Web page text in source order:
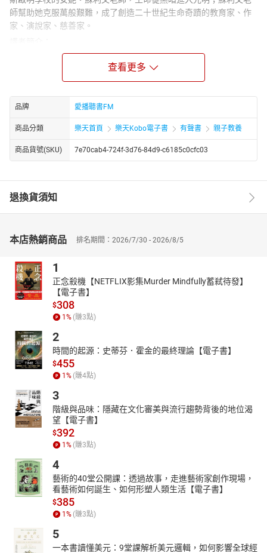
師幫助她克服萬般艱難，成了創造二十世紀生命奇蹟的教育家、作
家、演說家、慈善家。
主述者糖果姐姐入圍94年廣播電視小金鐘-最佳兒童節目主持人。以
角色扮演呈現戲劇故事，配樂音效恰如其分，緊湊悅耳又好聽。每
集附「甜蜜叮嚀」，啟迪小朋友的生命智慧及教導生活習慣。糖果
姐姐所說的故事，期望可以帶動所有陪伴孩子成長的大人和孩子一
起討論、分享、理解生命中的奧妙，建構生命的價值、意義和生活
海倫‧凱勒第01章
海倫‧凱勒第02章
查看更多
品牌 愛播聽書FM
商品分類 樂天首頁 樂天Kobo電子書 有聲書 親子教養
商品貨號(SKU) 7e70cab4-724f-3d76-84d9-c6185c0cfc03
退換貨須知
本店熱銷商品 排名期間：2026/7/30 - 2026/8/5
1
正念殺機【NETFLIX影集Murder Mindfully蓄弒待發】
【電子書】
$308
1 % (賺3點)
2
時間的起源：史蒂芬．霍金的最終理論【電子書】
$455
1 % (賺4點)
3
階級與品味：隱藏在文化審美與流行趨勢背後的地位渴
望【電子書】
$392
1 % (賺3點)
4
藝術的40堂公開課：透過故事，走進藝術家創作現場，
看藝術如何誕生、如何形塑人類生活【電子書】
$385
1 % (賺3點)
5
一本書讀懂美元：9堂課解析美元邏輯，如何影響全球經